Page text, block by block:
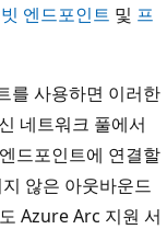
엔드포인트 및 프
를 사용하면 이러한
네트워크 풀에서
드포인트에 연결할
않은 아웃바운드
Azure Arc 지원 서